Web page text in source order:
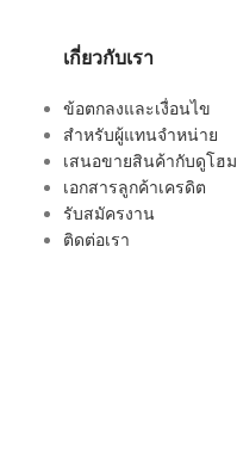
เกี่ยวกับเรา
ข้อตกลงและเงื่อนไข
สำหรับผู้แทนจำหน่าย
เสนอขายสินค้ากับดูโฮม
เอกสารลูกค้าเครดิต
รับสมัครงาน
ติดต่อเรา